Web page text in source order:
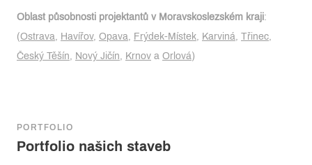
Oblast působnosti projektantů v Moravskoslezském kraji:
(Ostrava, Havířov, Opava, Frýdek-Místek, Karviná, Třinec,
Český Těšín, Nový Jičín, Krnov a Orlová)
PORTFOLIO
Portfolio našich staveb